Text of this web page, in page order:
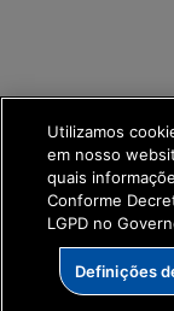
get_footer();
Utilizamos
em nosso
quais
Conforme
LGPD no
Definições